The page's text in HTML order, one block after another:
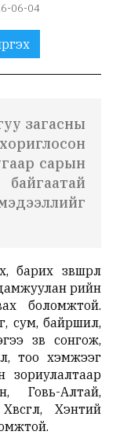
06-04
загасны
сарын
зөвшөөрлөө
өөрийн
боломжтой.
сум, байршил,
зөв сонгож,
тоо хэмжээг
зориулалтаар
Говь-Алтай,
Хэнтий